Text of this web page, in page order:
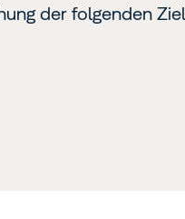
der folgenden